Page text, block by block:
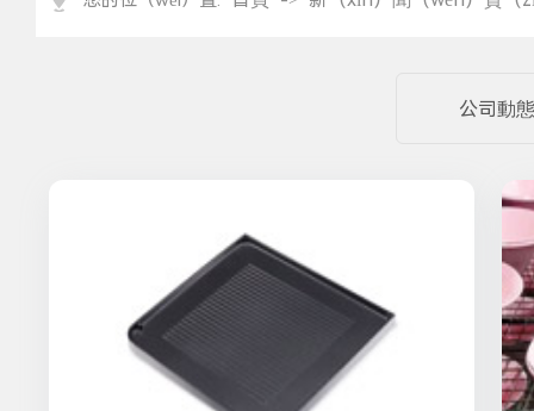
公司動態